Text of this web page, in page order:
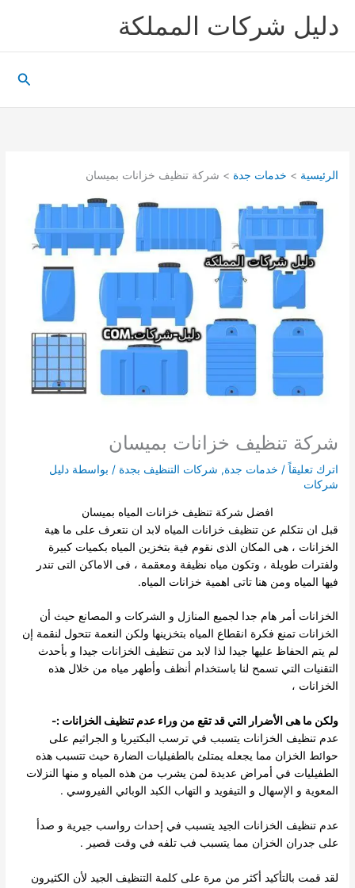
دليل شركات المملكة
الرئيسية خدمات جدة شركة تنظيف خزانات بميسان
شركة تنظيف خزانات بميسان
اترك تعليقاً / خدمات جدة, شركات التنظيف بجدة / بواسطة دليل
شركات
افضل شركة تنظيف خزانات المياه بميسان
قبل ان نتكلم عن تنظيف خزانات المياه لابد ان نتعرف على ما هية
الخزانات ، هى المكان الذى نقوم فية بتخزين المياه بكميات كبيرة
ولفترات طويلة ، وتكون مياه نظيفة ومعقمة ، فى الاماكن التى تندر
فيها المياه ومن هنا تاتى اهمية خزانات المياه.
الخزانات أمر هام جدا لجميع المنازل و الشركات و المصانع حيث أن
الخزانات تمنع فكرة انقطاع المياه بتخزينها ولكن النعمة تتحول لنقمة إن
لم يتم الحفاظ عليها جيدا لذا لابد من تنظيف الخزانات جيدا و بأحدث
التقنيات التي تسمح لنا باستخدام أنظف وأطهر مياه من خلال هذه
الخزانات ،
ولكن ما هى الأضرار التي قد تقع من وراء عدم تنظيف الخزانات :-
عدم تنظيف الخزانات يتسبب في ترسب البكتيريا و الجراثيم على
حوائط الخزان مما يجعله يمتلئ بالطفيليات الضارة حيثتتسبب هذه
الطفيليات في أمراض عديدة لمن يشرب من هذه المياه و منها النزلات
المعوية و الإسهال و التيفويد و التهاب الكبد الوبائي الفيروسي .
عدم تنظيف الخزانات الجيد يتسبب في إحداث رواسب جيرية و صدأ
على جدران الخزان مما يتسبب فب تلفه في وقت قصير .
لقد قمت بالتأكيد أكثر من مرة على كلمة التنظيف الجيد لأن الكثيرون